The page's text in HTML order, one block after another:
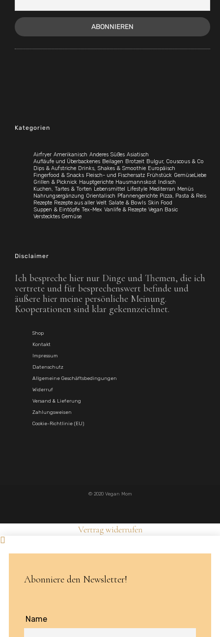
Kategorien
Airfryer Amerikanisch Anderes Süßes Asiatisch
Aufläufe und Überbackenes Beilagen Brotzeit Bulgur, Couscous & Co
Dips & Aufstriche Drinks, Shakes & Smoothie Europäisch
Fingerfood & Snacks Fleisch- und Fischersatz Frühstück GemüseLiebe
Grillen & Picknick Hauptgerichte Hausmannskost Indisch
Kuchen, Tartes & Torten Lebensmittel Lifestyle Mediterran Menüs
Nahrungsergänzung Orientalisch Pfannengerichte Pizza, Pasta & Reis
Rezepte Rezepte aus aller Welt Salate & Bowls Skin Food
Suppen & Eintöpfe Tex-Mex Vanlife & Rezepte Vegan Basic
Verstecktes Gemüse
Disclaimer
Ich bespreche hier nur Dinge und Themen, die ich
vertrete und für besprechenswert befinde und
äußere hier meine persönliche Meinung.
Kooperationen sind klar gekennzeichnet.
Shop
Kontakt
Impressum
Datenschutz
Allgemeine Geschäftsbedingungen
Widerruf
Versand & Lieferung
Zahlungsweisen
Cookie-Richtlinie (EU)
© 2020 Vegan Mom
Vertrag widerrufen
Abonniere den Newsletter!
Name